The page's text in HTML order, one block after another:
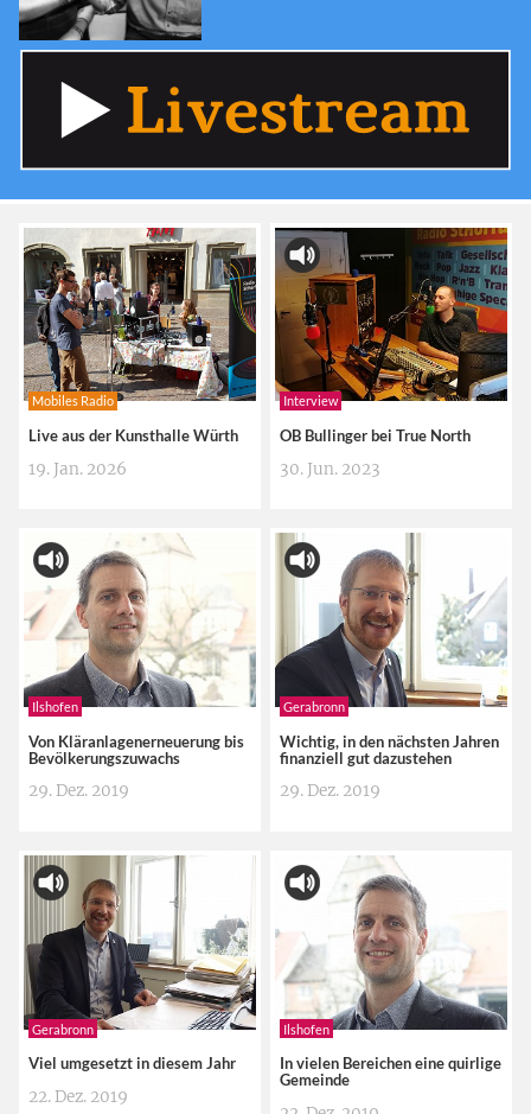
Mobiles Radio
Live aus der Kunsthalle Würth
19. Jan. 2026
Interview
OB Bullinger bei True North
30. Jun. 2023
Ilshofen
Von Kläranlagenerneuerung bis
Bevölkerungszuwachs
29. Dez. 2019
Gerabronn
Wichtig, in den nächsten Jahren
finanziell gut dazustehen
29. Dez. 2019
Gerabronn
Viel umgesetzt in diesem Jahr
22. Dez. 2019
Ilshofen
In vielen Bereichen eine quirlige
Gemeinde